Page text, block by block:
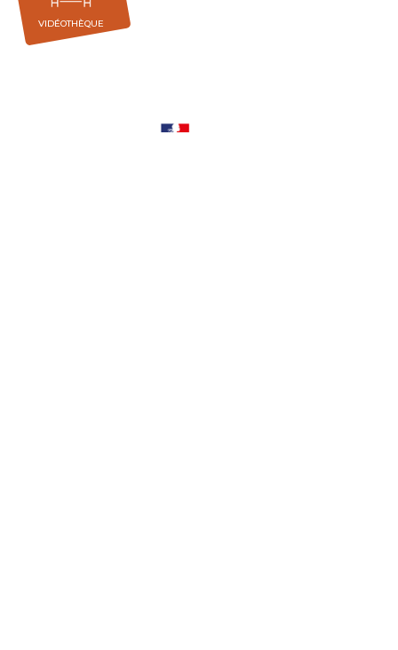
VIDÉOTHÈQUE